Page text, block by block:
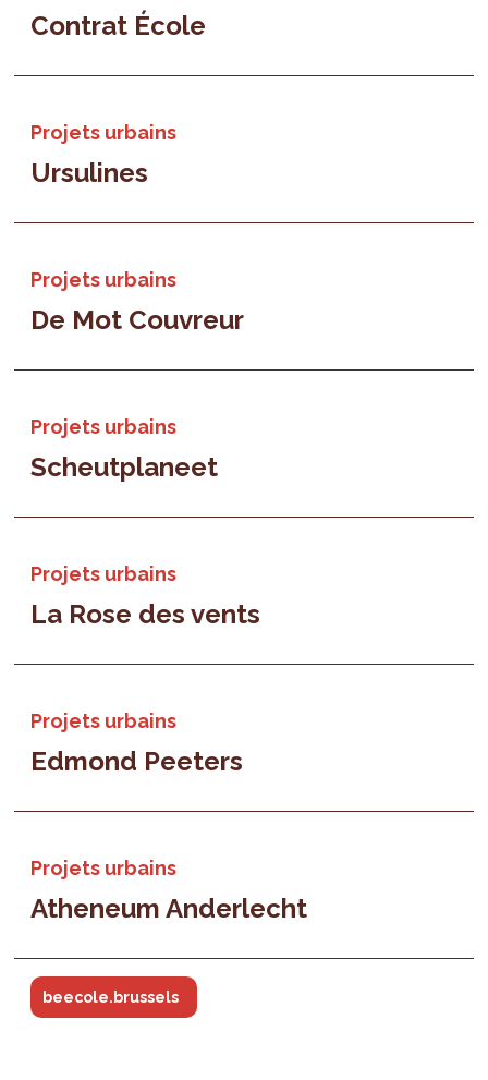
Contrat École
Projets urbains
Ursulines
Projets urbains
De Mot Couvreur
Projets urbains
Scheutplaneet
Projets urbains
La Rose des vents
Projets urbains
Edmond Peeters
Projets urbains
Atheneum Anderlecht
beecole.brussels